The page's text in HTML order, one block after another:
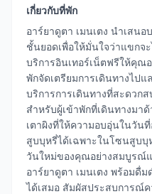
เกี่ยวกับที่พัก
อาร์ยาดูตา เมนเตง นำเสน
ชั้นยอดเพื่อให้มั่นใจว่าแขกจ
บริการอินเทอร์เน็ตฟรีให้คุณ
พักจัดเตรียมการเดินทางไป
บริการการเดินทางที่สะดวก
สำหรับผู้เข้าพักที่เดินทางมา
เตาผิงที่ให้ความอบอุ่นในวัน
สูบบุหรี่ได้เฉพาะในโซนสูบบุ
วันใหม่ของคุณอย่างสมบูรณ์
อาร์ยาดูตา เมนเตง พร้อมดื่
ได้เสมอ สัมผัสประสบการณ์